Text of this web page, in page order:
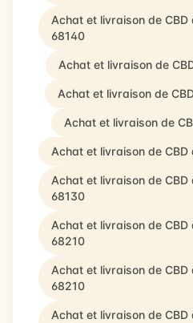
Achat et livraison de
68140
Achat et livraison de
Achat et livraison de
Achat et livraison de
Achat et livraison de
Achat et livraison de
68130
Achat et livraison de
68210
Achat et livraison de CBD
68210
Achat et livraison de